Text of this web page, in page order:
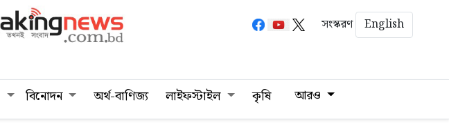
সংস্করণ English
বিনোদন অর্থ-বাণিজ্য লাইফস্টাইল কৃষি আরও